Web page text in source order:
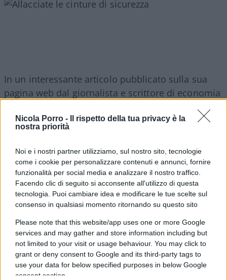
Nicola Porro -
Il rispetto della tua privacy è la
nostra priorità
Noi e i nostri partner utilizziamo, sul nostro sito, tecnologie
come i cookie per personalizzare contenuti e annunci, fornire
funzionalità per social media e analizzare il nostro traffico.
Facendo clic di seguito si acconsente all'utilizzo di questa
tecnologia. Puoi cambiare idea e modificare le tue scelte sul
consenso in qualsiasi momento ritornando su questo sito
Please note that this website/app uses one or more Google
services and may gather and store information including but
not limited to your visit or usage behaviour. You may click to
grant or deny consent to Google and its third-party tags to
use your data for below specified purposes in below Google
consent section.
In un interessante articolo pubblicato sulla sua
pagina web dal giornalista e scrittore di economia
differenza tra Volatilità e Rischio prendendo ad
esempio un viaggio aereo da Roma a New York
(ecco il
link:https://www.leopoldogasbarro.it/2020/10/24/
e-rischio-voglio-raccontarvi-una-storia/
Prendo lo spunto da questo articolo per ricordare
che se devo andare in ufficio partendo da casa
mia il mezzo più pratico è sicuramente la
metropolitana che, salvo situazioni impreviste, mi
conduce a destinazione velocemente e senza
scossoni; se però voglio andare a New York devo